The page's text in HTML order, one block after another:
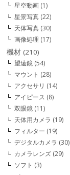
星空動画 (1)
星景写真 (22)
天体写真 (30)
画像処理 (17)
機材 (210)
望遠鏡 (54)
マウント (28)
アクセサリ (14)
アイピース (8)
双眼鏡 (11)
天体用カメラ (19)
フィルター (19)
デジタルカメラ (30)
カメラレンズ (29)
ソフト (3)